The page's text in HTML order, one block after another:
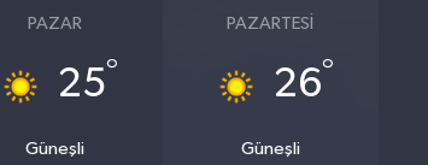
PAZAR
25°
Güneşli
PAZARTESI
26°
Güneşli